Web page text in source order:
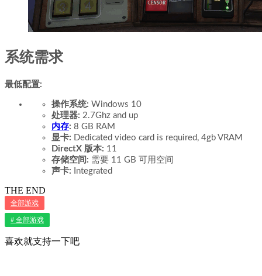
系统需求
最低配置:
操作系统: Windows 10
处理器: 2.7Ghz and up
内存: 8 GB RAM
显卡: Dedicated video card is required, 4gb VRAM
DirectX 版本: 11
存储空间: 需要 11 GB 可用空间
声卡: Integrated
THE END
全部游戏
# 全部游戏
喜欢就支持一下吧